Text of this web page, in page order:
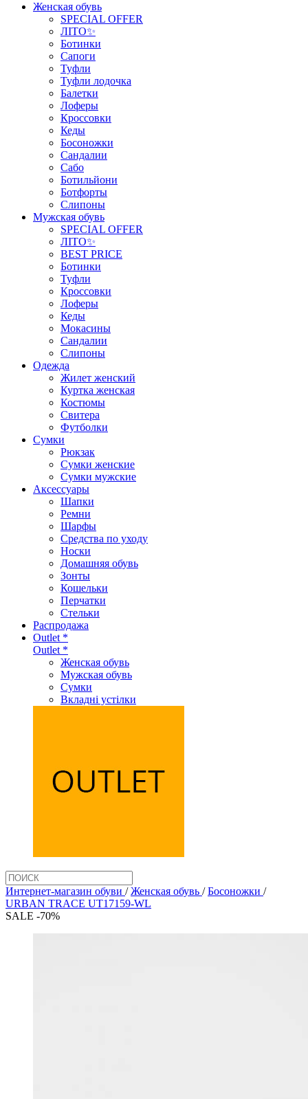
Женская обувь
SPECIAL OFFER
ЛІТО✨
Ботинки
Сапоги
Туфли
Туфли лодочка
Балетки
Лоферы
Кроссовки
Кеды
Босоножки
Сандалии
Сабо
Ботильйони
Ботфорты
Слипоны
Мужская обувь
SPECIAL OFFER
ЛІТО✨
BEST PRICE
Ботинки
Туфли
Кроссовки
Лоферы
Кеды
Мокасины
Сандалии
Слипоны
Одежда
Жилет женский
Куртка женская
Костюмы
Свитера
Футболки
Сумки
Рюкзак
Сумки женские
Сумки мужские
Аксеcсуары
Шапки
Ремни
Шарфы
Средства по уходу
Носки
Домашняя обувь
Зонты
Кошельки
Перчатки
Стельки
Распродажа
Outlet *
Outlet *
Женская обувь
Мужская обувь
Сумки
Вкладні устілки
Интернет-магазин обуви /Женская обувь /Босоножки /
URBAN TRACE UT17159-WL
SALE -70%